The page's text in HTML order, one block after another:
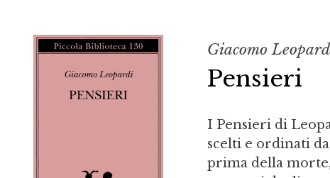
Giacomo
Pensieri
I Pensieri di
scelti e ordinati
prima della